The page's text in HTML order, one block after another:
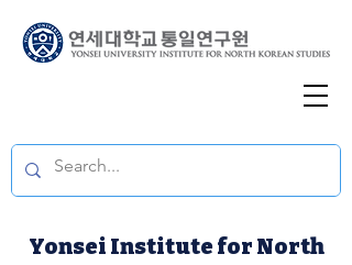
Yonsei Institute for North